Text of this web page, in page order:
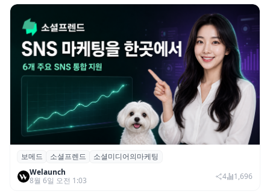
보메드 ‘소셜프렌드’, 유튜브·인스타 등 6개
SNS 마케팅 통합 지원
보메드 소셜프렌드
소셜미디어의마케팅
Welaunch
8월 6일 오전 1:03
4 1,696